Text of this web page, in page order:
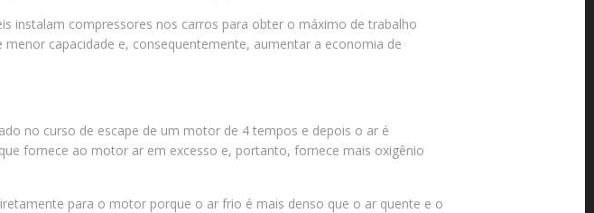
instalam compressores nos carros para obter o máximo de trabalho
capacidade e, consequentemente, aumentar a economia de
no curso de escape de um motor de 4 tempos e depois o ar é
fornece ao motor ar em excesso e, portanto, fornece mais oxigênio
para o motor porque o ar frio é mais denso que o ar quente e o